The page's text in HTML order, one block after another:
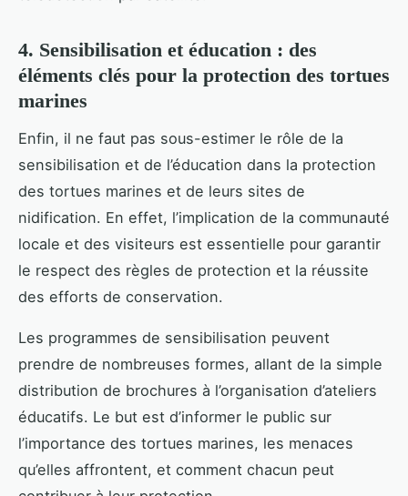
4. Sensibilisation et éducation : des
éléments clés pour la protection des tortues
marines
Enfin, il ne faut pas sous-estimer le rôle de la
sensibilisation et de l’éducation dans la protection
des tortues marines et de leurs sites de
nidification. En effet, l’implication de la communauté
locale et des visiteurs est essentielle pour garantir
le respect des règles de protection et la réussite
des efforts de conservation.
Les programmes de sensibilisation peuvent
prendre de nombreuses formes, allant de la simple
distribution de brochures à l’organisation d’ateliers
éducatifs. Le but est d’informer le public sur
l’importance des tortues marines, les menaces
qu’elles affrontent, et comment chacun peut